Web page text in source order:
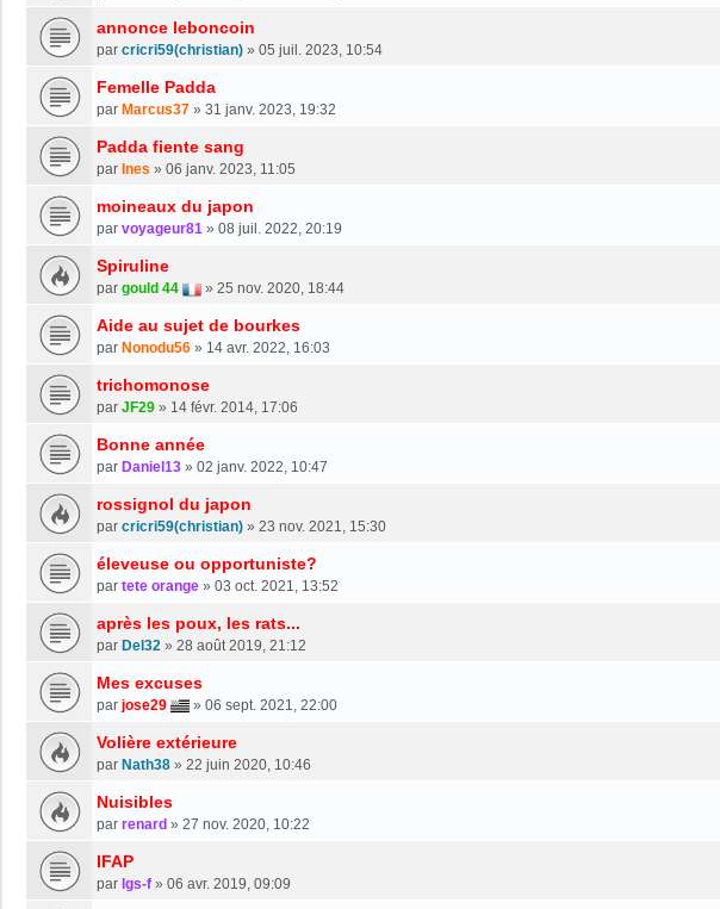
annonce leboncoin
par cricri59(christian) » 05 juil. 2023, 10:54
Femelle Padda
par Marcus37 » 31 janv. 2023, 19:32
Padda fiente sang
par Ines » 06 janv. 2023, 11:05
moineaux du japon
par voyageur81 » 08 juil. 2022, 20:19
Spiruline
par gould 44 » 25 nov. 2020, 18:44
Aide au sujet de bourkes
par Nonodu56 » 14 avr. 2022, 16:03
trichomonose
par JF29 » 14 févr. 2014, 17:06
Bonne année
par Daniel13 » 02 janv. 2022, 10:47
rossignol du japon
par cricri59(christian) » 23 nov. 2021, 15:30
éleveuse ou opportuniste?
par tete orange » 03 oct. 2021, 13:52
après les poux, les rats...
par Del32 » 28 août 2019, 21:12
Mes excuses
par jose29 » 06 sept. 2021, 22:00
Volière extérieure
par Nath38 » 22 juin 2020, 10:46
Nuisibles
par renard » 27 nov. 2020, 10:22
IFAP
par lgs-f » 06 avr. 2019, 09:09